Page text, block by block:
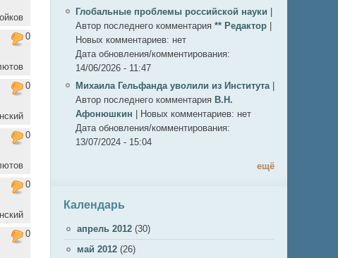
0
0
0
0
0
Глобальные проблемы российской науки
Автор последнего комментария ** Редактор
Новых комментариев: нет
Дата обновления/комментирования:
14/06/2026 - 11:47
Михаила Гельфанда уволили из Института
Автор последнего комментария В.Н.
Афонюшкин
Новых комментариев: нет
Дата обновления/комментирования:
13/07/2024 - 15:04
ещё
Календарь
апрель 2012 (30)
май 2012 (26)